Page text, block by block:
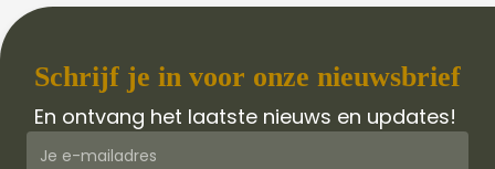
Schrijf je in voor onze nieuwsbrief
En ontvang het laatste nieuws en updates!